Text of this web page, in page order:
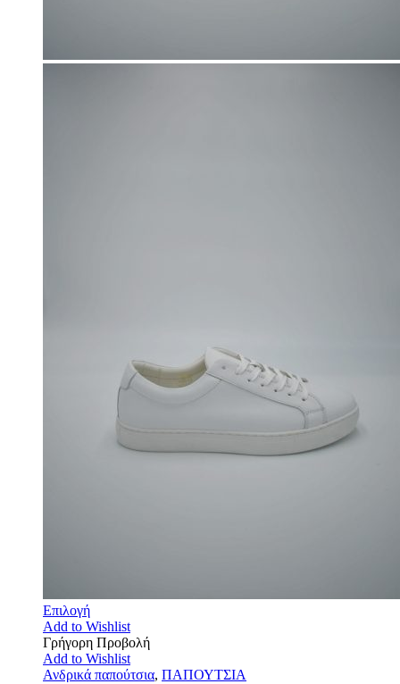
Επιλογή
Add to Wishlist
Γρήγορη Προβολή
Add to Wishlist
Ανδρικά παπούτσια, ΠΑΠΟΥΤΣΙΑ